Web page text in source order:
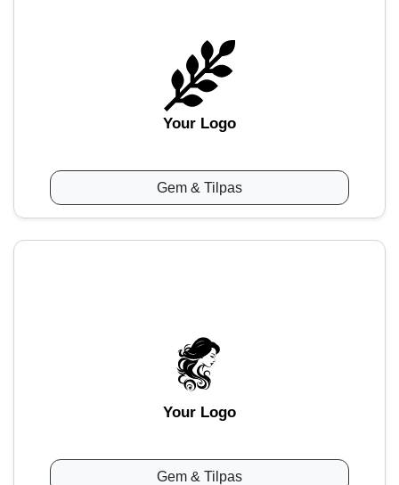
Your Logo
Gem & Tilpas
Your Logo
Gem & Tilpas